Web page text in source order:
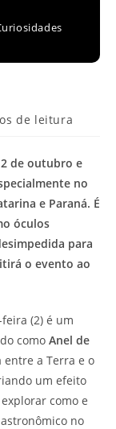
de leitura
de outubro e
no
e Paraná. É
óculos
para
o evento ao
(2) é um
como Anel de
entre a Terra e o
um efeito
como e
no